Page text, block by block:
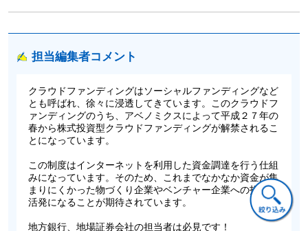
20 地方自治体と少額電子募集取扱業者との業務提携
第５章 株式投資型クラウドファンディングで志に投資する
1 長期的な視点で企業を育てるバイ・アンド・ホールド
2 株式投資型クラウドファンディングにより投資したい企業
3 投資者保護の方法
4 株式投資型クラウドファンディングに係るリスク
6 個人投資家のファンド持分（匿名組合）の取得から売却まで
の税制
7 今後、拡充が見込まれるエンジェル税制
参考文献・参考資料
担当編集者コメント
クラウドファンディングはソーシャルファンディングなど
とも呼ばれ、徐々に浸透してきています。このクラウドフ
ァンディングのうち、アベノミクスによって平成２７年の
春から株式投資型クラウドファンディングが解禁されるこ
とになっています。
この制度はインターネットを利用した資金調達を行う仕組
みになっています。そのため、これまでなかなか資金が集
まりにくかった物づくり企業やベンチャー企業への投資が
活発になることが期待されています。
地方銀行、地場証券会社の担当者は必見です！